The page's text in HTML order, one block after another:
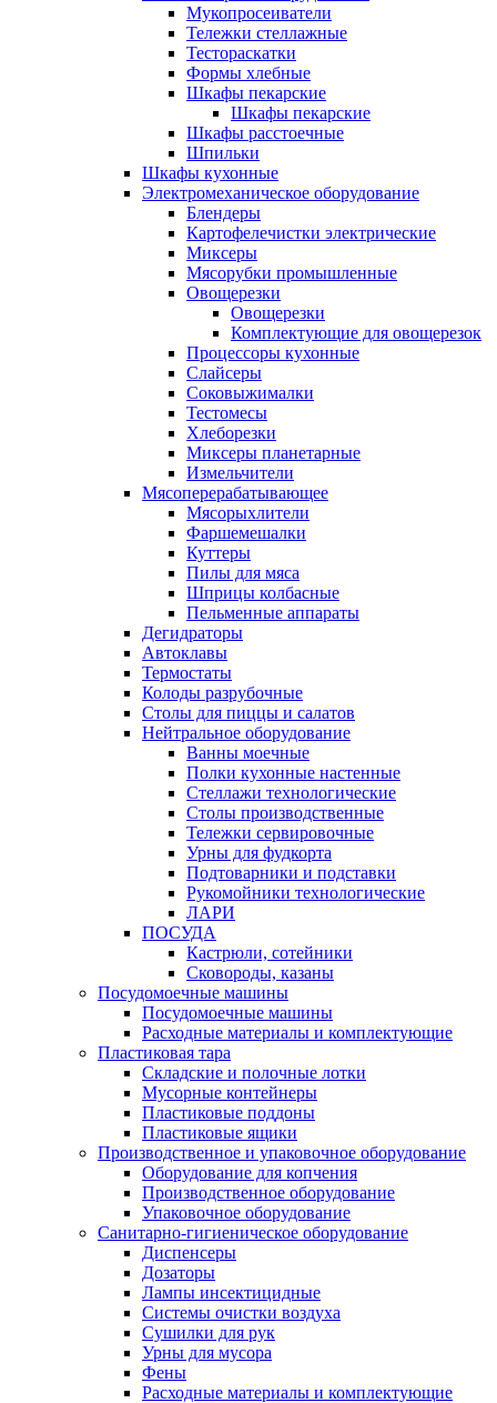
Мукопросеиватели
Тележки стеллажные
Тестораскатки
Формы хлебные
Шкафы пекарские
Шкафы пекарские
Шкафы расстоечные
Шпильки
Шкафы кухонные
Электромеханическое оборудование
Блендеры
Картофелечистки электрические
Миксеры
Мясорубки промышленные
Овощерезки
Овощерезки
Комплектующие для овощерезок
Процессоры кухонные
Слайсеры
Соковыжималки
Тестомесы
Хлеборезки
Миксеры планетарные
Измельчители
Мясоперерабатывающее
Мясорыхлители
Фаршемешалки
Куттеры
Пилы для мяса
Шприцы колбасные
Пельменные аппараты
Дегидраторы
Автоклавы
Термостаты
Колоды разрубочные
Столы для пиццы и салатов
Нейтральное оборудование
Ванны моечные
Полки кухонные настенные
Стеллажи технологические
Столы производственные
Тележки сервировочные
Урны для фудкорта
Подтоварники и подставки
Рукомойники технологические
ЛАРИ
ПОСУДА
Кастрюли, сотейники
Сковороды, казаны
Посудомоечные машины
Посудомоечные машины
Расходные материалы и комплектующие
Пластиковая тара
Складские и полочные лотки
Мусорные контейнеры
Пластиковые поддоны
Пластиковые ящики
Производственное и упаковочное оборудование
Оборудование для копчения
Производственное оборудование
Упаковочное оборудование
Санитарно-гигиеническое оборудование
Диспенсеры
Дозаторы
Лампы инсектицидные
Системы очистки воздуха
Сушилки для рук
Урны для мусора
Фены
Расходные материалы и комплектующие